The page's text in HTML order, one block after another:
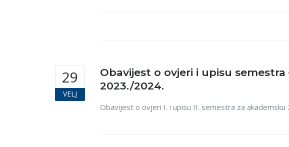
29
VELJ
Obavijest o ovjeri i upisu
2023./2024.
Obavijest o ovjeri I. i upisu II. semestra za